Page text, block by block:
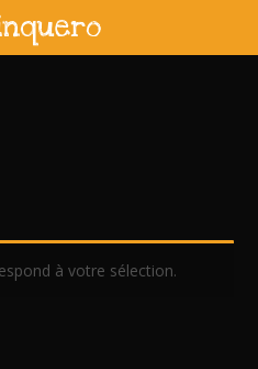
à votre sélection.